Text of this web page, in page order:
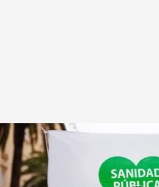
Manifestaciones en defensa de la sanidad
Redacción digital Noticias
07 ABR 2024 - 14:42h.